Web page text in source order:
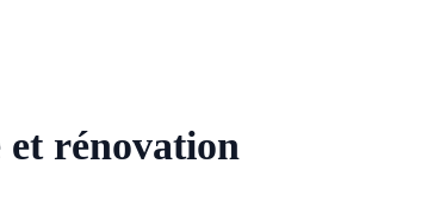
et rénovation